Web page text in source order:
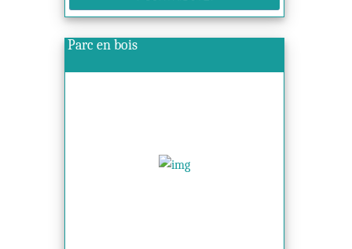
Parc en bois